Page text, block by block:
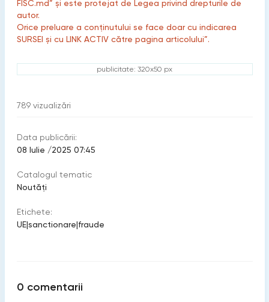
FISC.md” și este protejat de Legea privind drepturile de
autor.
Orice preluare a conținutului se face doar cu indicarea
SURSEI și cu LINK ACTIV către pagina articolului”.
publicitate: 320x50 px
789 vizualizări
Data publicării:
08 Iulie /2025 07:45
Catalogul tematic
Noutăți
Etichete:
UE|sanctionare|fraude
0 comentarii